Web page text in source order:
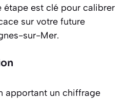
étape est clé pour calibrer
sur votre future
sur-Mer.
apportant un chiffrage